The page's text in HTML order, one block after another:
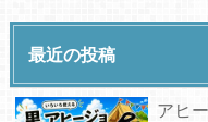
最近の投稿
アヒ